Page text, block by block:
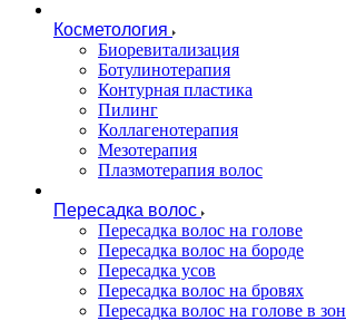
Косметология
Биоревитализация
Ботулинотерапия
Контурная пластика
Пилинг
Коллагенотерапия
Мезотерапия
Плазмотерапия волос
Пересадка волос
Пересадка волос на голове
Пересадка волос на бороде
Пересадка усов
Пересадка волос на бровях
Пересадка волос на голове в